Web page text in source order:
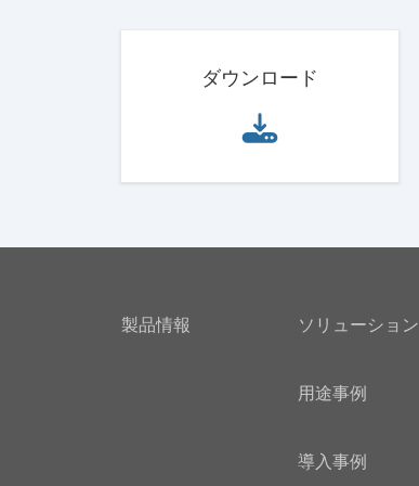
ダウンロード
製品情報 ソリューション
用途事例
導入事例